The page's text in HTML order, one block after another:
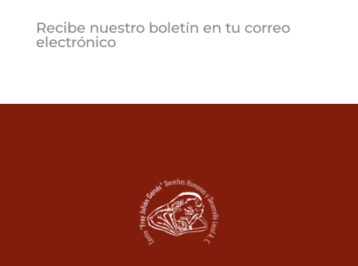
Recibe nuestro boletín en tu correo
electrónico